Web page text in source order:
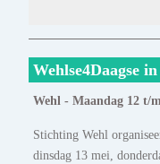
Wehlse4Daagse
Wehl - Maandag 12 t/
Stichting Wehl
dinsdag 13 mei,